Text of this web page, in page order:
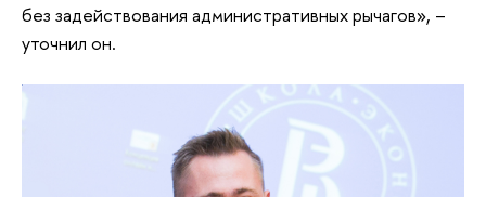
без задействования административных рычагов», –
уточнил он.